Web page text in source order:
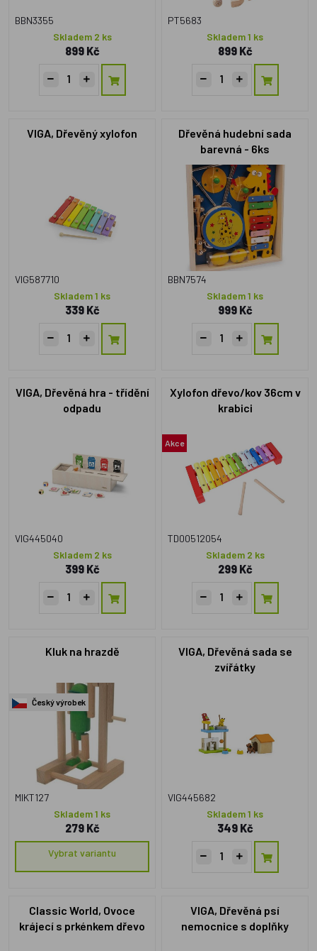
BBN3355
Skladem 2 ks
899 Kč
PT5683
Skladem 1 ks
899 Kč
VIGA, Dřevěný xylofon
VIG587710
Skladem 1 ks
339 Kč
Dřevěná hudební sada
barevná - 6ks
BBN7574
Skladem 1 ks
999 Kč
VIGA, Dřevěná hra - třídění
odpadu
VIG445040
Skladem 2 ks
399 Kč
Xylofon dřevo/kov 36cm v
krabici
Akce
TD00512054
Skladem 2 ks
299 Kč
Kluk na hrazdě
Český výrobek
MIKT127
Skladem 1 ks
279 Kč
Vybrat variantu
VIGA, Dřevěná sada se
zvířátky
VIG445682
Skladem 1 ks
349 Kč
Classic World, Ovoce
krájecí s prkénkem dřevo
VIGA, Dřevěná psí
nemocnice s doplňky